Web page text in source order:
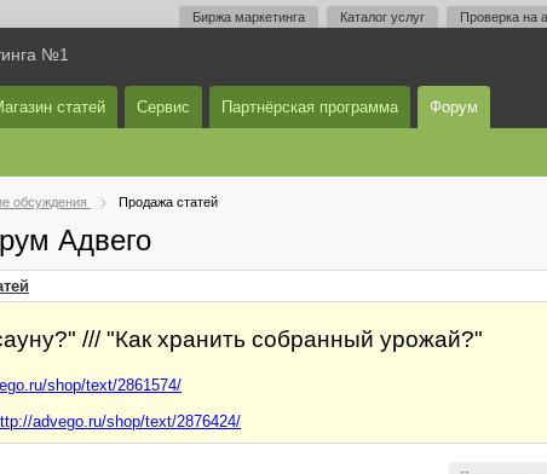
Биржа маркетинга Каталог услуг Проверка на
№1
статей Сервис Партнёрская программа Форум
обсуждения Продажа статей
Адвего
/// "Как хранить собранный урожай?"
shop/text/2861574/
advego.ru/shop/text/2876424/